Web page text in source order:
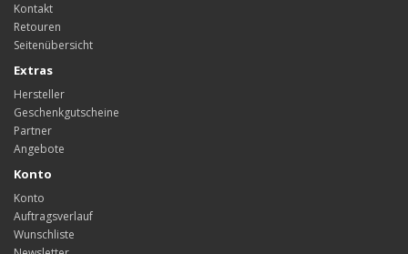
Kontakt
Retouren
Seitenübersicht
Extras
Hersteller
Geschenkgutscheine
Partner
Angebote
Konto
Konto
Auftragsverlauf
Wunschliste